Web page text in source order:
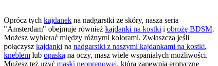
Oprócz tych kajdanek na nadgarstki ze skóry, nasza seria
"Amsterdam" obejmuje również kajdanki na kostki i obrożę BDSM.
Możesz wybierać między różnymi kolorami. Zwłaszcza jeśli
połączysz kajdanki na nadgarstki z naszymi kajdankami na kostki,
kneblem lub opaską na oczy, masz wiele wspaniałych możliwości.
Możesz też użyć maski neoprenowej, która zapewnia erotyczne